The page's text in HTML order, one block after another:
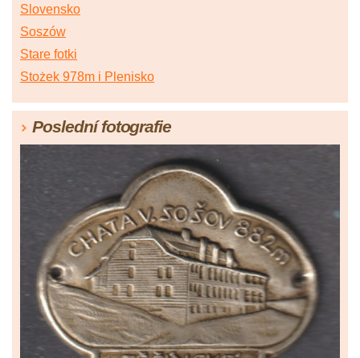
Slovensko
Soszów
Stare fotki
Stożek 978m i Plenisko
Poslední fotografie